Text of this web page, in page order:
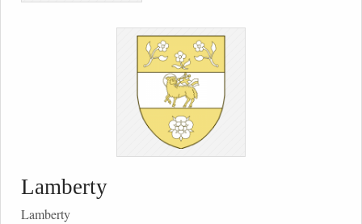
Lamberty
Lamberty